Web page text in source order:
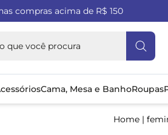
compras acima de R$ 150
Cama, Mesa e BanhoRoupas
Home |